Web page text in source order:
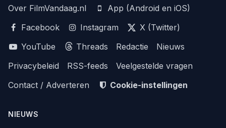
Over FilmVandaag.nl
App (Android en iOS)
Facebook
Instagram
X (Twitter)
YouTube
Threads Redactie
Nieuws
Privacybeleid
RSS-feeds
Veelgestelde vragen
Contact / Adverteren
Cookie-instellingen
NIEUWS